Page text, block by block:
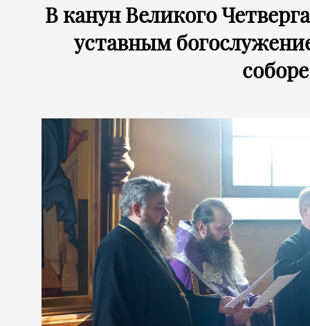
В канун Великого
уставным